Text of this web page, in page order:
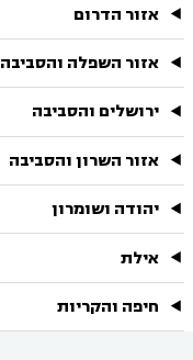
אזור הדרום
אזור השפלה והסביבה
ירושלים והסביבה
אזור השרון והסביבה
יהודה ושומרון
אילת
חיפה והקריות